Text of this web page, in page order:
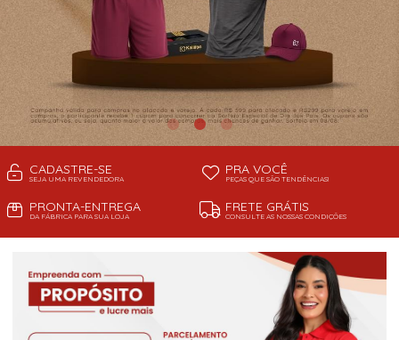
CADASTRE-SE
SEJA UMA REVENDEDORA
PRA VOCÊ
PEÇAS QUE SÃO TENDÊNCIAS!
PRONTA-ENTREGA
DA FÁBRICA PARA SUA LOJA
FRETE GRÁTIS
CONSULTE AS NOSSAS CONDIÇÕES